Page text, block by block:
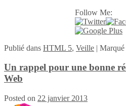
Follow Me:
Publié dans HTML 5, Veille | Marqué
Un rappel pour une bonne
Web
Posted on 22 janvier 2013